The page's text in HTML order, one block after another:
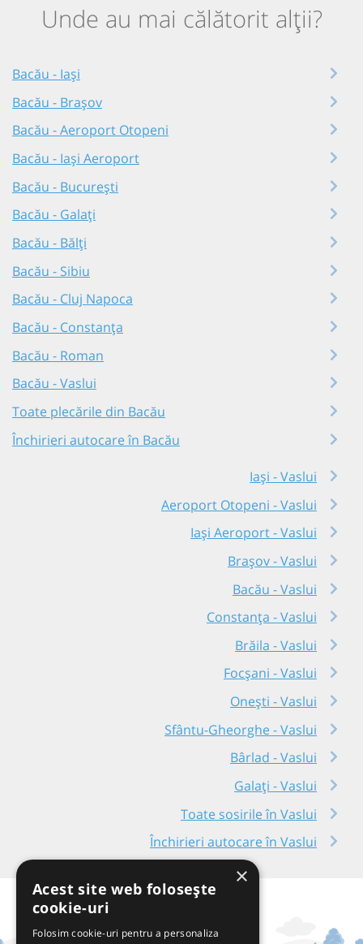
Unde au mai călătorit alții?
Bacău - Iași
Bacău - Brașov
Bacău - Aeroport Otopeni
Bacău - Iași Aeroport
Bacău - București
Bacău - Galați
Bacău - Bălți
Bacău - Sibiu
Bacău - Cluj Napoca
Bacău - Constanța
Bacău - Roman
Bacău - Vaslui
Toate plecările din Bacău
Închirieri autocare în Bacău
Iași - Vaslui
Aeroport Otopeni - Vaslui
Iași Aeroport - Vaslui
Brașov - Vaslui
Bacău - Vaslui
Constanța - Vaslui
Brăila - Vaslui
Focșani - Vaslui
Onești - Vaslui
Sfântu-Gheorghe - Vaslui
Bârlad - Vaslui
Galați - Vaslui
Toate sosirile în Vaslui
Închirieri autocare în Vaslui
×
Acest site web folosește
cookie-uri
Folosim cookie-uri pentru a personaliza